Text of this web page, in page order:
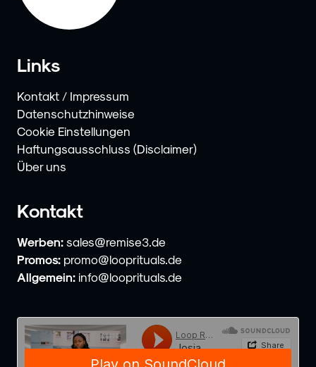
Links
Kontakt / Impressum
Datenschutzhinweise
Cookie Einstellungen
Haftungsausschluss (Disclaimer)
Über uns
Kontakt
Werben: sales@remise3.de
Promos: promo@looprituals.de
Allgemein: info@looprituals.de